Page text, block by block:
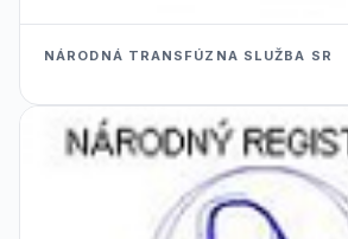
NÁRODNÁ TRANSFÚZNA SLUŽBA SR